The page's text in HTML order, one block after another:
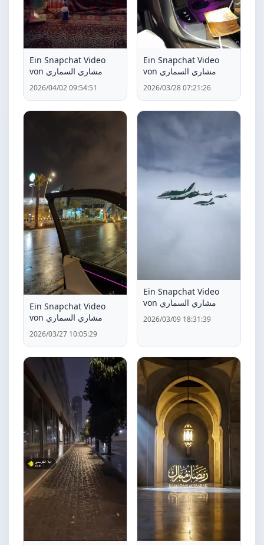
Ein Snapchat Video
von مشاري السماري
2026/04/02 09:54:51
Ein Snapchat Video
von مشاري السماري
2026/03/28 07:21:26
Ein Snapchat Video
von مشاري السماري
2026/03/27 10:05:29
Ein Snapchat Video
von مشاري السماري
2026/03/09 18:31:39